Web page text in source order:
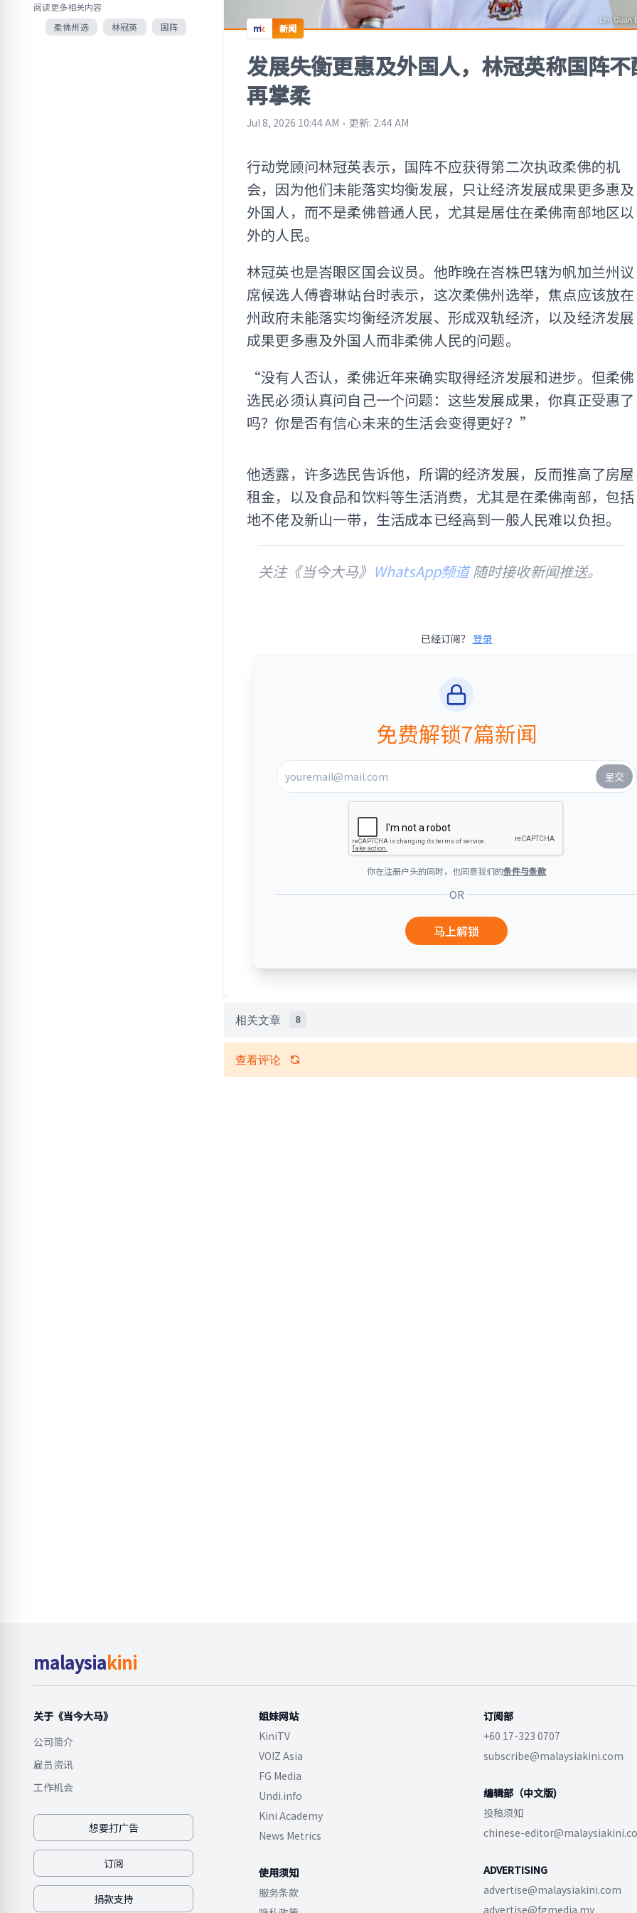
阅读更多相关内容
柔佛州选
林冠英 国阵 新闻
发展失衡更惠及外国人，林冠英称国阵不
再掌柔
Jul 8, 2026 10:44 AM ⋅ 更新: 2:44 AM
行动党顾问林冠英表示，国阵不应获得第二次执政柔佛的机
会，因为他们未能落实均衡发展，只让经济发展成果更多惠及
外国人，而不是柔佛普通人民，尤其是居住在柔佛南部地区以
外的人民。
林冠英也是峇眼区国会议员。他昨晚在峇株巴辖为帆加兰州议
席候选人傅睿琳站台时表示，这次柔佛州选举，焦点应该放在
州政府未能落实均衡经济发展、形成双轨经济，以及经济发展
成果更多惠及外国人而非柔佛人民的问题。
“没有人否认，柔佛近年来确实取得经济发展和进步。但柔佛
选民必须认真问自己一个问题：这些发展成果，你真正受惠了
吗？你是否有信心未来的生活会变得更好？”
他透露，许多选民告诉他，所谓的经济发展，反而推高了房屋
租金，以及食品和饮料等生活消费，尤其是在柔佛南部，包括
地不佬及新山一带，生活成本已经高到一般人民难以负担。
关注《当今大马》 WhatsApp频道随时接收新闻推送。
已经订阅？ 登录
免费解锁7篇新闻
你在注册户头的同时，也同意我们的条件与条款
OR
马上解锁
相关文章 8
查看评论
malaysiakini
关于《当今大马》
公司简介
雇员资讯
工作机会
想要打广告
订阅
捐款支持
姐妹网站
KiniTV
VOIZ Asia
FG Media
Undi.info
Kini Academy
News Metrics
使用须知
服务条款
订阅部
+60 17-323 0707
subscribe@malaysiakini.com
编辑部（中文版)
投稿须知
chinese-
ADVERTISING
advertise@malaysiakini.com
advertise@fgmedia.my